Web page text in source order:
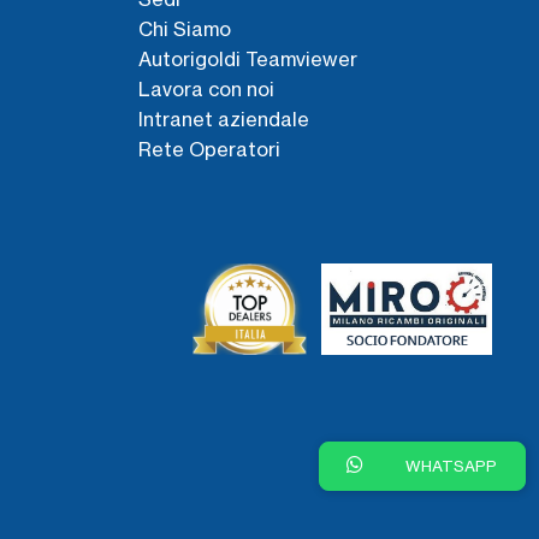
Chi Siamo
Autorigoldi Teamviewer
Lavora con noi
Intranet aziendale
Rete Operatori
WHATSAPP